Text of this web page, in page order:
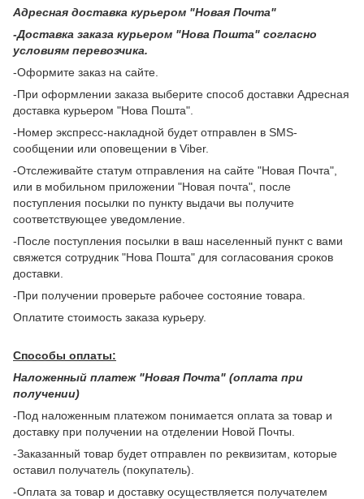
Адресная доставка курьером "Новая Почта"
-Доставка заказа курьером "Нова Пошта" согласно
условиям перевозчика.
-Оформите заказ на сайте.
-При оформлении заказа выберите способ доставки Адресная
доставка курьером "Нова Пошта".
-Номер экспресс-накладной будет отправлен в SMS-
сообщении или оповещении в Viber.
-Отслеживайте статум отправления на сайте "Новая Почта",
или в мобильном приложении "Новая почта", после
поступления посылки по пункту выдачи вы получите
соответствующее уведомление.
-После поступления посылки в ваш населенный пункт с вами
свяжется сотрудник "Нова Пошта" для согласования сроков
доставки.
-При получении проверьте рабочее состояние товара.
Оплатите стоимость заказа курьеру.
Способы оплаты:
Наложенный платеж "Новая Почта" (оплата при
получении)
-Под наложенным платежом понимается оплата за товар и
доставку при получении на отделении Новой Почты.
-Заказанный товар будет отправлен по реквизитам, которые
оставил получатель (покупатель).
-Оплата за товар и доставку осуществляется получателем